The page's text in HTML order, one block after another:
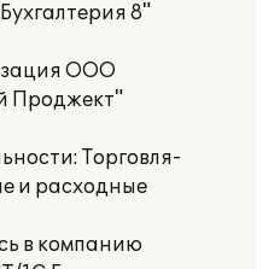
8"
ООО
Проджект"
Торговля-
и расходные
в компанию